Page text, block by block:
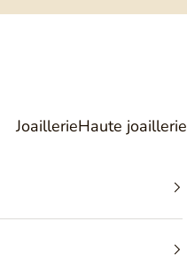
JoaillerieHaute joaillerie